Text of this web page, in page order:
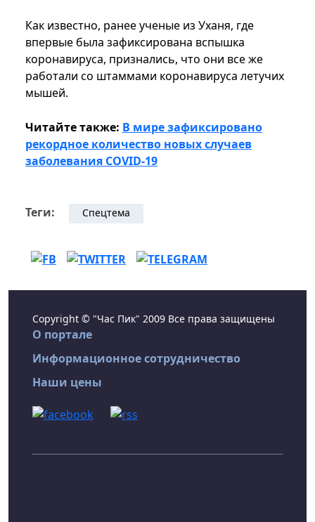
Как известно, ранее ученые из Уханя, где
впервые была зафиксирована вспышка
коронавируса, признались, что они все же
работали со штаммами коронавируса летучих
мышей.
Читайте также: В мире зафиксировано
рекордное количество новых случаев
заболевания COVID-19
Теги: Спецтема
Copyright © "Час Пик" 2009 Все права защищены
О портале
Информационное сотрудничество
Наши цены